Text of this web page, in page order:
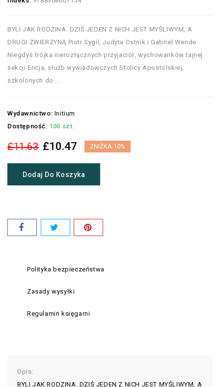
BYLI JAK RODZINA. DZIŚ JEDEN Z NICH JEST MYŚLIWYM, A
DRUGI ZWIERZYNĄ.Piotr Sygil, Judyta Ostnik i Gabriel Wende.
Niegdyś trójka nierozłącznych przyjaciół, wychowanków tajnej
sekcji Encja, służb wywiadowczych Stolicy Apostolskiej,
szkolonych do...
Wydawnictwo: Initium
Dostępność: 100 szt.
£11.63 £10.47 ZNIŻKA 10%
Dodaj Do Koszyka
Polityka bezpieczeństwa
Zasady wysyłki
Regulamin księgarni
Opis:
BYLI JAK RODZINA. DZIŚ JEDEN Z NICH JEST MYŚLIWYM, A